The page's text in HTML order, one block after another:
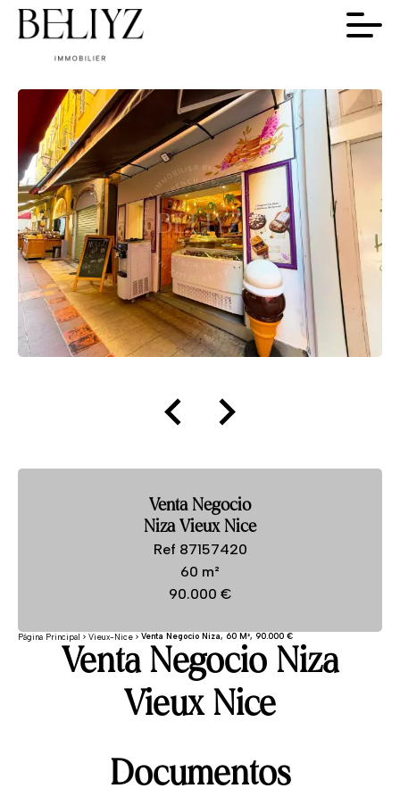
Venta Negocio
Niza Vieux Nice
Ref 87157420
60 m²
90.000 €
Página Principal Vieux-Nice Venta Negocio Niza, 60 M², 90.000 €
Venta Negocio Niza
Vieux Nice
Documentos